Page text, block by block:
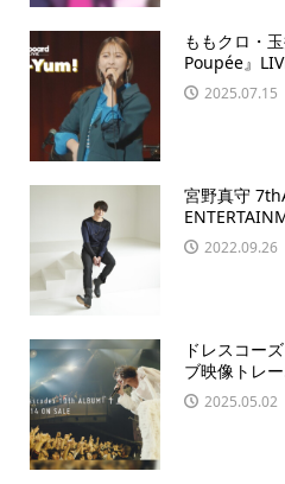
ももクロ・
Poupée』
2025.07.15
宮野真守
2022.09.26
ドレスコー
ブ映像トレ
2025.05.02